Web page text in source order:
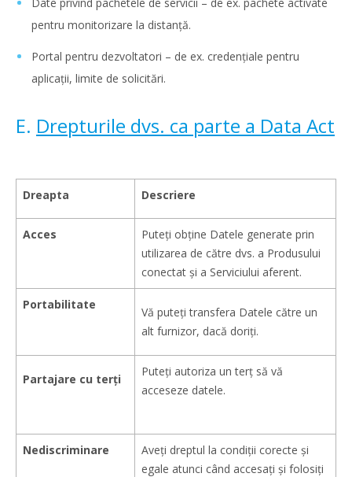
pentru monitorizare la distanță.
Portal pentru dezvoltatori – de ex. credențiale pentru
aplicații, limite de solicitări.
E. Drepturile dvs. ca parte a Data Act
Dreapta Descriere
Acces
Puteți obține Datele generate prin
utilizarea de către dvs. a Produsului
conectat și a Serviciului aferent.
Portabilitate
Vă puteți transfera Datele către un
alt furnizor, dacă doriți.
Partajare cu terți
Puteți autoriza un terț să vă
acceseze datele.
Nediscriminare
Aveți dreptul la condiții corecte și
egale atunci când accesați și folosiți